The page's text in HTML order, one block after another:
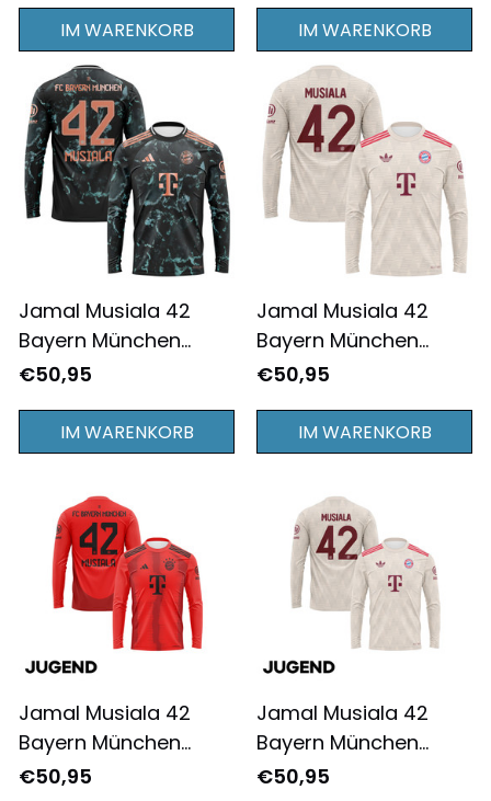
Damen - Komplett
Bedruckt - Creme
IM WARENKORB
Komplett Bedruckt -
Rot
IM WARENKORB
Jamal Musiala 42
Bayern München
2024/25
Langarm für Herren -
Komplett Bedruckt -
Schwarz
€50,95
IM WARENKORB
Jamal Musiala 42
Bayern München
2024/25
Langarm für Herren -
Komplett Bedruckt -
€50,95
IM WARENKORB
Jamal Musiala 42
Bayern München
2024/25 Jugend
€50,95
Jamal Musiala 42
Bayern München
2024/25 Jugend
€50,95